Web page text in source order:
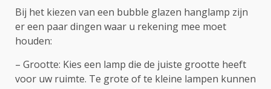
Bij het kiezen van een bubble glazen hanglamp zijn
er een paar dingen waar u rekening mee moet
houden:
– Grootte: Kies een lamp die de juiste grootte heeft
voor uw ruimte. Te grote of te kleine lampen kunnen